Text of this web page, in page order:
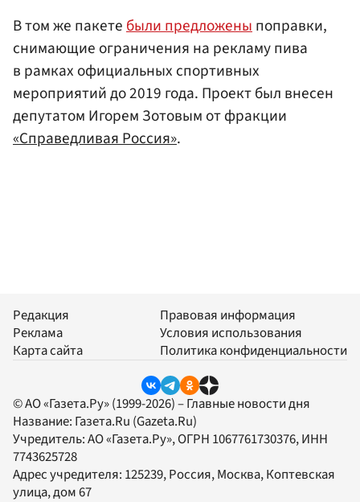
В том же пакете были предложены поправки,
снимающие ограничения на рекламу пива
в рамках официальных спортивных
мероприятий до 2019 года. Проект был внесен
депутатом Игорем Зотовым от фракции
«Справедливая Россия».
Редакция
Реклама
Карта сайта
Правовая информация
Условия использования
Политика конфиденциальности
© АО «Газета.Ру» (1999-2026) – Главные новости дня
Название: Газета.Ru (Gazeta.Ru)
Учредитель:АО «Газета.Ру», ОГРН 1067761730376, ИНН
7743625728
Адрес учредителя: 125239, Россия, Москва, Коптевская
улица, дом 67